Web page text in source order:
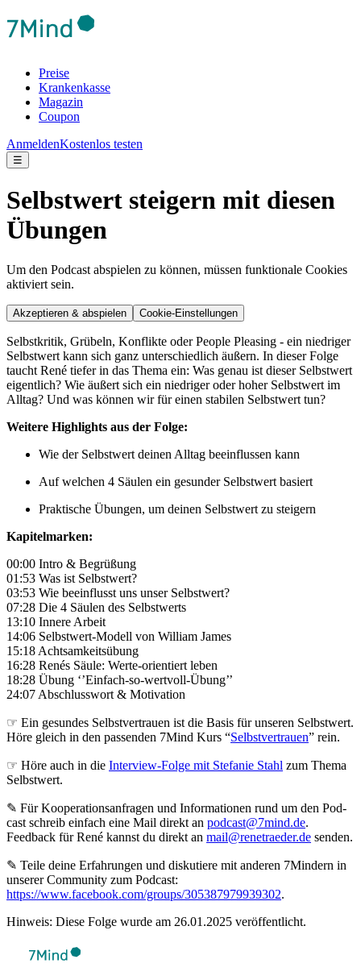
Preise
Krankenkasse
Magazin
Coupon
AnmeldenKostenlos testen
☰
Selbstwert steigern mit diesen
Übungen
Um den Podcast abspielen zu können, müssen funktionale Cookies
aktiviert sein.
Akzeptieren & abspielen Cookie-Einstellungen
Selbstkritik, Grübeln, Konflikte oder People Pleasing - ein niedriger
Selbstwert kann sich ganz unterschiedlich äußern. In dieser Folge
taucht René tiefer in das Thema ein: Was genau ist dieser Selbstwert
eigentlich? Wie äußert sich ein niedriger oder hoher Selbstwert im
Alltag? Und was können wir für einen stabilen Selbstwert tun?
Weitere Highlights aus der Folge:
Wie der Selbstwert deinen Alltag beeinflussen kann
Auf welchen 4 Säulen ein gesunder Selbstwert basiert
Praktische Übungen, um deinen Selbstwert zu steigern
Kapitelmarken:
00:00 Intro & Begrüßung
01:53 Was ist Selbstwert?
03:53 Wie beeinflusst uns unser Selbstwert?
07:28 Die 4 Säulen des Selbstwerts
13:10 Innere Arbeit
14:06 Selbstwert-Modell von William James
15:18 Achtsamkeitsübung
16:28 Renés Säule: Werte-orientiert leben
18:28 Übung ‘’Einfach-so-wertvoll-Übung’’
24:07 Abschlusswort & Motivation
☞ Ein gesundes Selbstvertrauen ist die Basis für unseren Selbstwert.
Höre gleich in den passenden 7Mind Kurs “Selbstvertrauen” rein.
☞ Höre auch in die Interview-Folge mit Stefanie Stahl zum Thema
Selbstwert.
✎ Für Koope­ra­ti­ons­an­fra­gen und Infor­ma­tio­nen rund um den Pod­
cast schreib ein­fach eine Mail direkt an podcast@7mind.de.
Feedback für René kannst du direkt an mail@renetraeder.de senden.
✎ Teile deine Erfahrungen und diskutiere mit anderen 7Mindern in
unserer Community zum Podcast:
https://www.facebook.com/groups/305387979939302.
Hinweis: Diese Folge wurde am 26.01.2025 veröffentlicht.